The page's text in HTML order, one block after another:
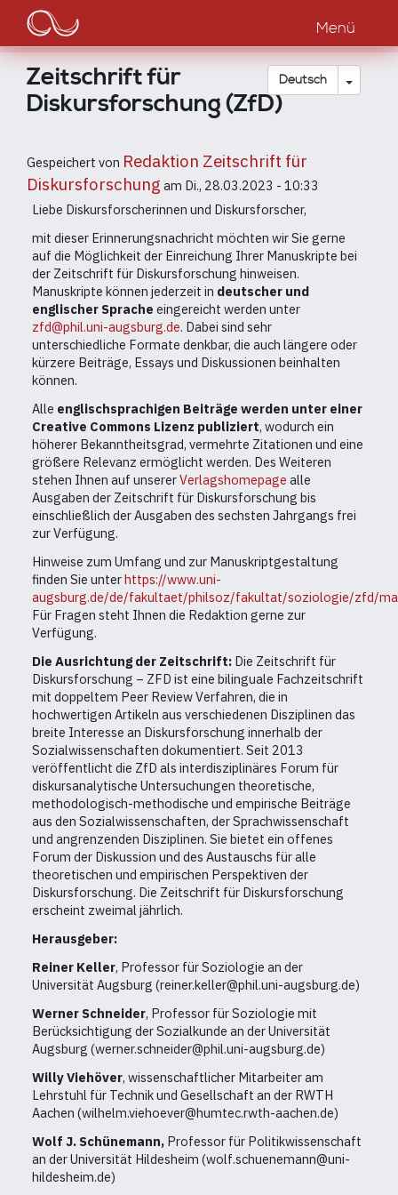
Direkt
Inhalt
Main
navigation
Menü
Deutsch
Zeitschrift für
Diskursforschung (ZfD)
Gespeichert von Redaktion Zeitschrift für
Diskursforschung am Di., 28.03.2023 - 10:33
Liebe Diskursforscherinnen und Diskursforscher,
mit dieser Erinnerungsnachricht möchten wir Sie gerne
auf die Möglichkeit der Einreichung Ihrer Manuskripte bei
der Zeitschrift für Diskursforschung hinweisen.
Manuskripte können jederzeit in deutscher und
englischer Sprache eingereicht werden unter
zfd@phil.uni-augsburg.de. Dabei sind sehr
unterschiedliche Formate denkbar, die auch längere oder
kürzere Beiträge, Essays und Diskussionen beinhalten
können.
Alle englischsprachigen Beiträge werden unter einer
Creative Commons Lizenz publiziert, wodurch ein
höherer Bekanntheitsgrad, vermehrte Zitationen und eine
größere Relevanz ermöglicht werden. Des Weiteren
stehen Ihnen auf unsererVerlagshomepage alle
Ausgaben der Zeitschrift für Diskursforschung bis
einschließlich der Ausgaben des sechsten Jahrgangs frei
zur Verfügung.
Hinweise zum Umfang und zur Manuskriptgestaltung
finden Sie unterhttps://www.uni-
augsburg.de/de/fakultaet/philsoz/fakultat/soziologie/zfd/
Für Fragen steht Ihnen die Redaktion gerne zur
Verfügung.
Die Ausrichtung der Zeitschrift: Die Zeitschrift für
Diskursforschung – ZFD ist eine bilinguale Fachzeitschrift
mit doppeltem Peer Review Verfahren, die in
hochwertigen Artikeln aus verschiedenen Disziplinen das
breite Interesse an Diskursforschung innerhalb der
Sozialwissenschaften dokumentiert. Seit 2013
veröffentlicht die ZfD als interdisziplinäres Forum für
diskursanalytische Untersuchungen theoretische,
methodologisch-methodische und empirische Beiträge
aus den Sozialwissenschaften, der Sprachwissenschaft
und angrenzenden Disziplinen. Sie bietet ein offenes
Forum der Diskussion und des Austauschs für alle
theoretischen und empirischen Perspektiven der
Diskursforschung. Die Zeitschrift für Diskursforschung
erscheint zweimal jährlich.
Herausgeber:
Reiner Keller, Professor für Soziologie an der
Universität Augsburg (reiner.keller@phil.uni-augsburg.de)
Werner Schneider, Professor für Soziologie mit
Berücksichtigung der Sozialkunde an der Universität
Augsburg (werner.schneider@phil.uni-augsburg.de)
Willy Viehöver, wissenschaftlicher Mitarbeiter am
Lehrstuhl für Technik und Gesellschaft an der RWTH
Aachen (wilhelm.viehoever@humtec.rwth-aachen.de)
Wolf J. Schünemann, Professor für Politikwissenschaft
an der Universität Hildesheim (wolf.schuenemann@uni-
hildesheim.de)